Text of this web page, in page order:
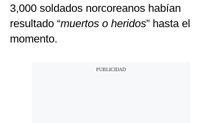
3,000 soldados norcoreanos habían
resultado “muertos o heridos” hasta el
momento.